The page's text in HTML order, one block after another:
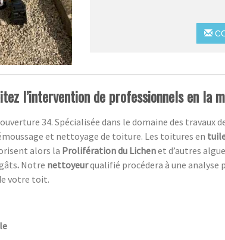
l’intervention de professionnels en la
34. Spécialisée dans le domaine des
et nettoyage de toiture. Les toitures en
alors la Prolifération du Lichenet d’autres
. Notre nettoyeurqualifié procédera à une
votre toit.